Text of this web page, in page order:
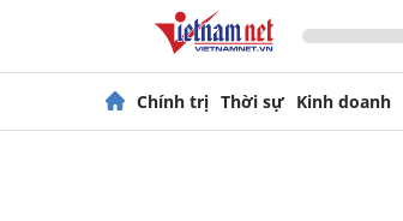
Chính trị Thời sự Kinh doanh